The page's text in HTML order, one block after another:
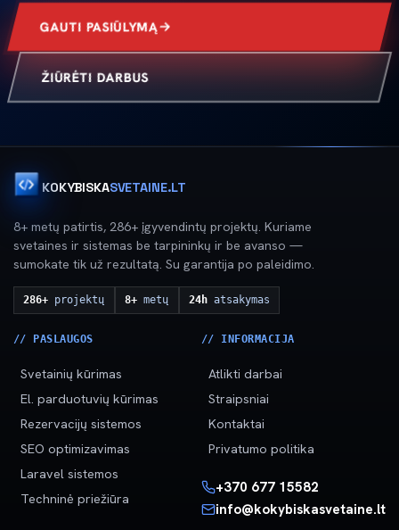
GAUTI PASIŪLYMĄ
ŽIŪRĖTI DARBUS
KOKYBISKASVETAINE.LT
8+ metų patirtis, 286+ įgyvendintų projektų. Kuriame
svetaines ir sistemas be tarpininkų ir be avanso —
sumokate tik už rezultatą. Su garantija po paleidimo.
286+ projektų 8+ metų 24hatsakymas
// PASLAUGOS
Svetainių kūrimas
El. parduotuvių kūrimas
Rezervacijų sistemos
SEO optimizavimas
Laravel sistemos
Techninė priežiūra
// INFORMACIJA
Atlikti darbai
Straipsniai
Kontaktai
Privatumo politika
+370 677 15582
info@kokybiskasvetaine.lt